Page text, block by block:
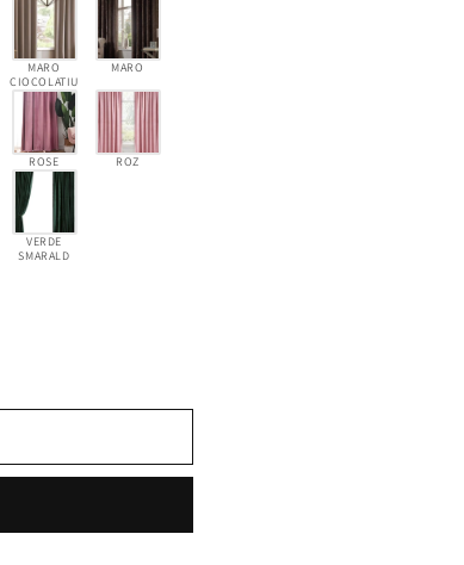
MARO
CIOCOLATIU
MARO
ROSE ROZ
VERDE
SMARALD